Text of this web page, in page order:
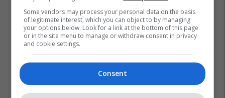
Policia E Kosovës Djegie
Djegia E Shtepisë
Mitrovicë
Familja Koroglu
Some vendors may process your personal data on the basis
of legitimate interest, which you can object to by managing
your options below. Look for a link at the bottom of this page
or in the site menu to manage or withdraw consent in privacy
and cookie settings.
Consent